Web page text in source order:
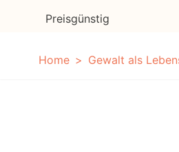
Preisgünstig
Home Gewalt als